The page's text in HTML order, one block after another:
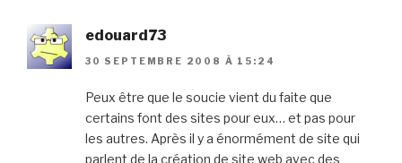
edouard73
30 SEPTEMBRE 2008 À 15:24
Peux être que le soucie vient du faite que
certains font des sites pour eux… et pas pour
les autres. Après il y a énormément de site qui
parlent de la création de site web avec des